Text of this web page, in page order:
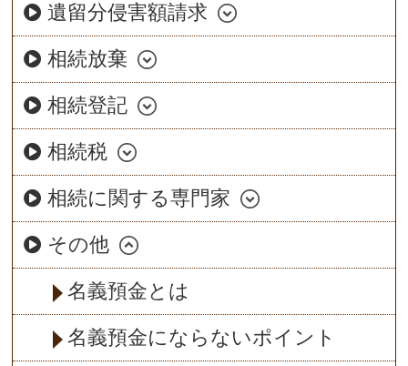
遺留分侵害額請求
相続放棄
相続登記
相続税
相続に関する専門家
その他
名義預金とは
名義預金にならないポイント